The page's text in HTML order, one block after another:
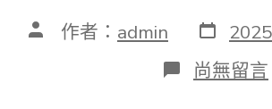
文 作者： admin 發
表
日
期
在
〈中
尚無留言